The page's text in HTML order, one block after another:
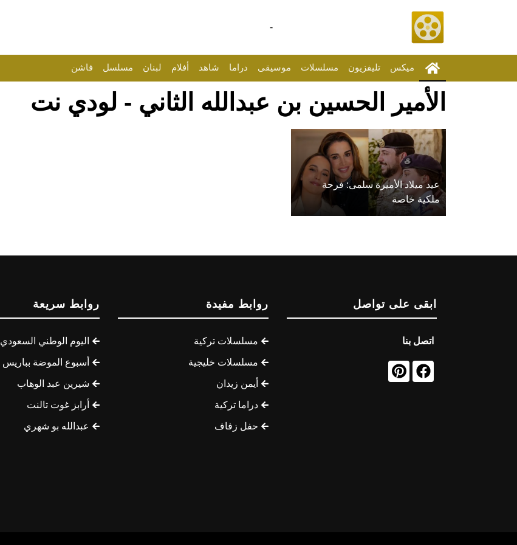
-
ميكس تليفزيون مسلسلات موسيقى دراما شاهد أفلام لبنان مسلسل فاشن
الأمير الحسين بن عبدالله الثاني - لودي نت
عيد ميلاد الأميرة سلمى: فرحة
ملكية خاصة
ابقى على تواصل
اتصل بنا
روابط مفيدة
مسلسلات تركية
مسلسلات خليجية
أيمن زيدان
دراما تركية
حفل زفاف
روابط سريعة
اليوم الوطني السعودي
أسبوع الموضة بباريس
شيرين عبد الوهاب
أرابز غوت تالنت
عبدالله بو شهري